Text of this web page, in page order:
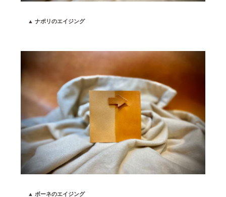
▲ ナポリのエイジング
▲ ボーネのエイジング